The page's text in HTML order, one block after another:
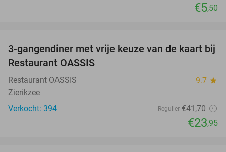
€5,50
43%
3-gangendiner met vrije keuze van de kaart bij
Restaurant OASSIS
Restaurant OASSIS 9.7 star
Zierikzee
Verkocht: 394
Regulier €41,70
€23,95